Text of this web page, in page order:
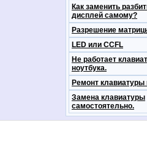
Как заменить
дисплей самому?
Разрешение
LED или CCFL
Не работает
ноутбука.
Ремонт клавиатуры
Замена клавиатуры
самостоятельно.